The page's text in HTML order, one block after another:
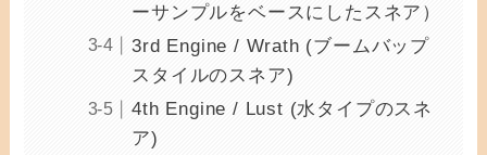
ーサンプルをベースにしたスネア）
3rd Engine / Wrath (ブームバップ
スタイルのスネア)
4th Engine / Lust (水タイプのスネ
ア)